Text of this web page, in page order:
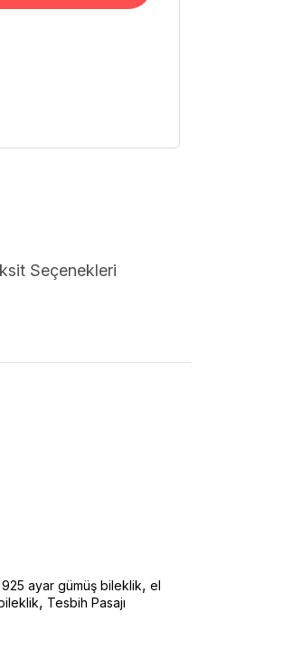
Seçenekleri
925 ayar gümüş bileklik, el
, Tesbih Pasajı